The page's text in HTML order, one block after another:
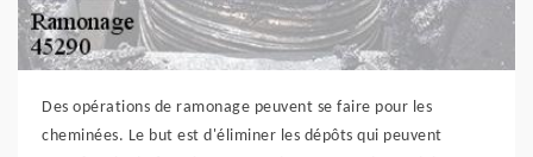
Des opérations de ramonage peuvent se faire pour les
cheminées. Le but est d'éliminer les dépôts qui peuvent